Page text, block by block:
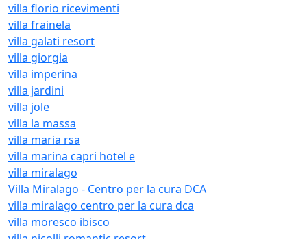
villa florio ricevimenti
villa frainela
villa galati resort
villa giorgia
villa imperina
villa jardini
villa jole
villa la massa
villa maria rsa
villa marina capri hotel e
villa miralago
Villa Miralago - Centro per la cura DCA
villa miralago centro per la cura dca
villa moresco ibisco